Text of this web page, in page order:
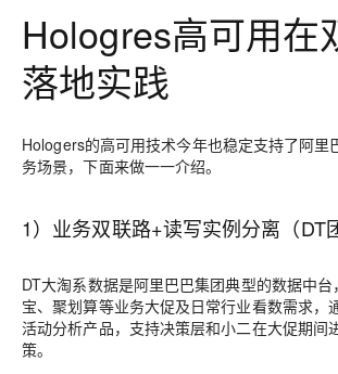
Hologres高可用在
落地实践
Hologers的高可用技术今年也稳定支持了阿里
务场景，下面来做一一介绍。
1）业务双联路+读写实例分离（DT
DT大淘系数据是阿里巴巴集团典型的数据中
宝、聚划算等业务大促及日常行业看数需求，
活动分析产品，支持决策层和小二在大促期间
策。